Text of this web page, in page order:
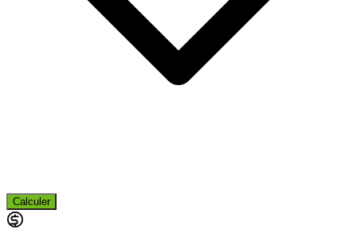
Calculer